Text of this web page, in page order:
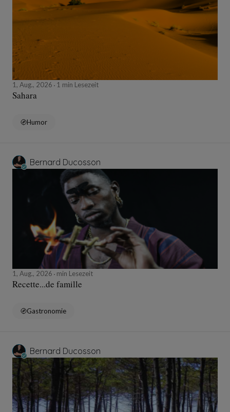
1, Aug., 2026 1 min Lesezeit
Sahara
Humor
Bernard Ducosson
1, Aug., 2026 min Lesezeit
Recette...de famille
Gastronomie
Bernard Ducosson